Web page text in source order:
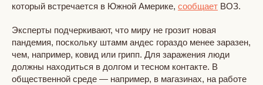
который встречается в Южной Америке, сообщает ВОЗ.
Эксперты подчеркивают, что миру не грозит новая
пандемия, поскольку штамм андес гораздо менее заразен,
чем, например, ковид или грипп. Для заражения люди
должны находиться в долгом и тесном контакте. В
общественной среде — например, в магазинах, на работе